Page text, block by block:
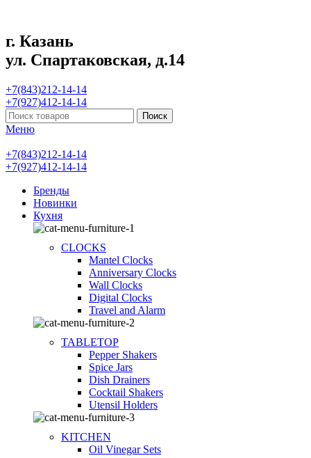
г. Казань
ул. Спартаковская, д.14
+7(843)212-14-14
+7(927)412-14-14
Поиск
Меню
+7(843)212-14-14
+7(927)412-14-14
Бренды
Новинки
Кухня
CLOCKS
Mantel Clocks
Anniversary Clocks
Wall Clocks
Digital Clocks
Travel and Alarm
TABLETOP
Pepper Shakers
Spice Jars
Dish Drainers
Сocktail Shakers
Utensil Holders
KITCHEN
Oil Vinegar Sets